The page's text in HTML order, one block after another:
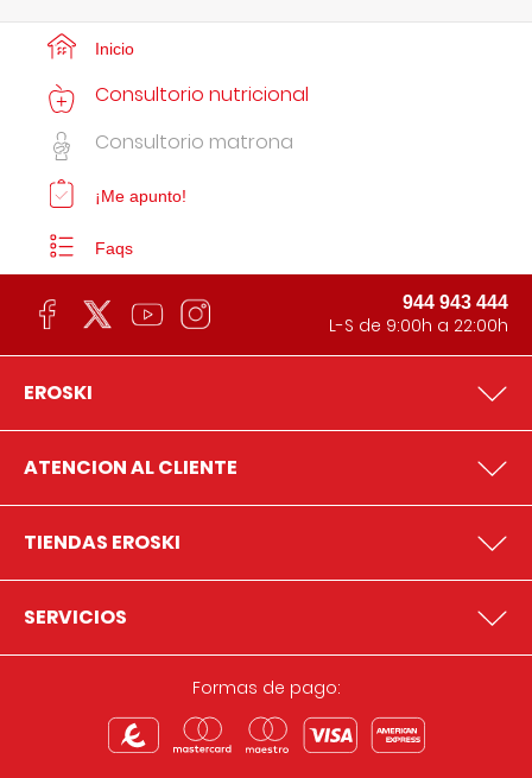
Inicio
Consultorio nutricional
Consultorio matrona
¡Me apunto!
Faqs
944 943 444
L-S de 9:00h a 22:00h
EROSKI
ATENCION AL CLIENTE
TIENDAS EROSKI
SERVICIOS
Formas de pago: